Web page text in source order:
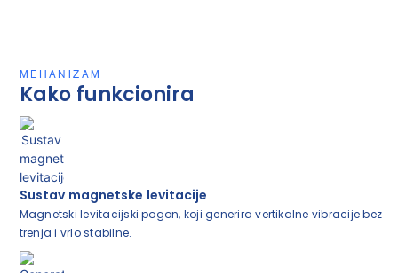
MEHANIZAM
Kako funkcionira
Sustav magnetske levitacije
Magnetski levitacijski pogon, koji generira vertikalne vibracije bez
trenja i vrlo stabilne.